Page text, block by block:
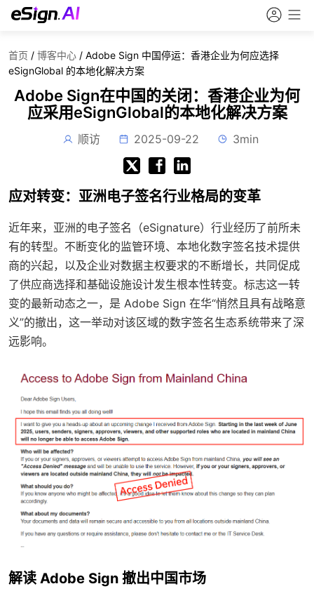
首页 / 博客中心 / Adobe Sign 中国停运：香港企业为何应选择
eSignGlobal 的本地化解决方案
Adobe Sign在中国的关闭：香港企业为何
应采用eSignGlobal的本地化解决方案
顺访 2025-09-22 3min
应对转变：亚洲电子签名行业格局的变革
近年来，亚洲的电子签名（eSignature）行业经历了前所未
有的转型。不断变化的监管环境、本地化数字签名技术提供
商的兴起，以及企业对数据主权要求的不断增长，共同促成
了供应商选择和基础设施设计发生根本性转变。标志这一转
变的最新动态之一，是 Adobe Sign 在华“悄然且具有战略意
义”的撤出，这一举动对该区域的数字签名生态系统带来了深
远影响。
解读 Adobe Sign 撤出中国市场